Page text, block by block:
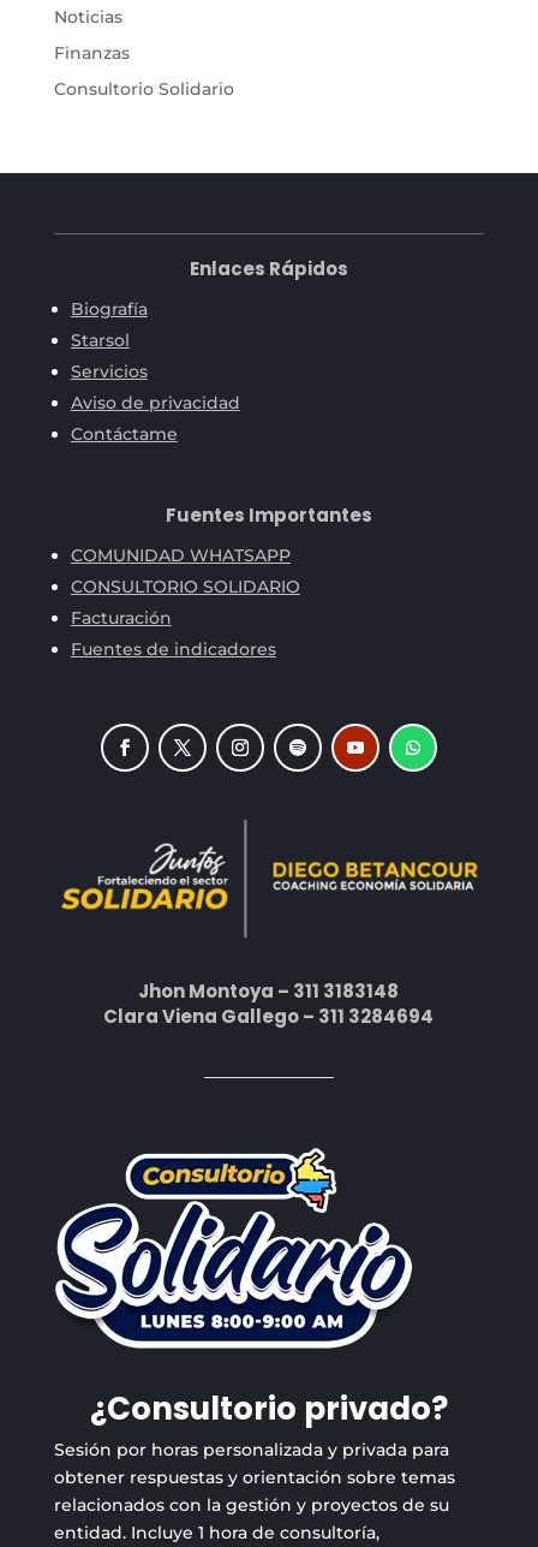
Noticias
Finanzas
Consultorio Solidario
Enlaces Rápidos
Biografía
Starsol
Servicios
Aviso de privacidad
Contáctame
Fuentes Importantes
COMUNIDAD WHATSAPP
CONSULTORIO SOLIDARIO
Facturación
Fuentes de indicadores
Jhon Montoya – 311 3183148
Clara Viena Gallego – 311 3284694
¿Consultorio privado?
Sesión por horas personalizada y privada para
obtener respuestas y orientación sobre temas
relacionados con la gestión y proyectos de su
entidad. Incluye 1 hora de consultoría,